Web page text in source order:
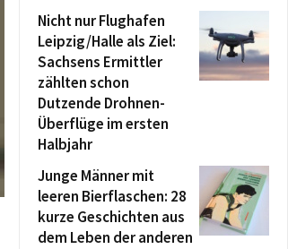
Nicht nur Flughafen
Leipzig/Halle als Ziel:
Sachsens Ermittler
zählten schon
Dutzende Drohnen-
Überflüge im ersten
Halbjahr
Junge Männer mit
leeren Bierflaschen: 28
kurze Geschichten aus
dem Leben der anderen